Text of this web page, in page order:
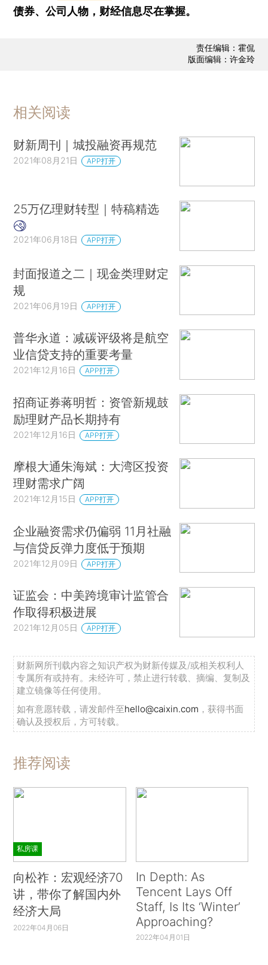
债券、公司人物，财经信息尽在掌握。
责任编辑：霍侃
版面编辑：许金玲
相关阅读
财新周刊｜城投融资再规范
2021年08月21日 APP打开
25万亿理财转型｜特稿精选
2021年06月18日 APP打开
封面报道之二｜现金类理财定
规
2021年06月19日 APP打开
普华永道：减碳评级将是航空
业信贷支持的重要考量
2021年12月16日 APP打开
招商证券蒋明哲：资管新规鼓
励理财产品长期持有
2021年12月16日 APP打开
摩根大通朱海斌：大湾区投资
理财需求广阔
2021年12月15日 APP打开
企业融资需求仍偏弱 11月社融
与信贷反弹力度低于预期
2021年12月09日 APP打开
证监会：中美跨境审计监管合
作取得积极进展
2021年12月05日 APP打开
财新网所刊载内容之知识产权为财新传媒及/或相关权利人
专属所有或持有。未经许可，禁止进行转载、摘编、复制及
建立镜像等任何使用。
如有意愿转载，请发邮件至hello@caixin.com ，获得书面
确认及授权后，方可转载。
推荐阅读
私房课
向松祚：宏观经济70
讲，带你了解国内外
经济大局
2022年04月06日
In Depth: As
Tencent Lays Off
Staff, Is Its ‘Winter’
Approaching?
2022年04月01日